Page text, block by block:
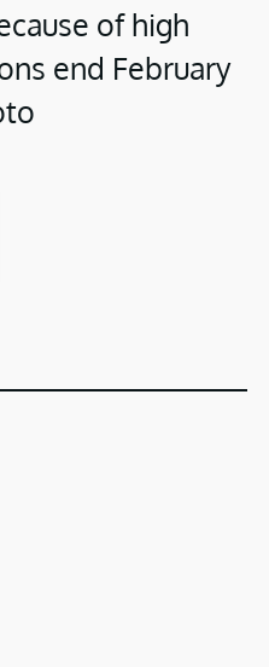
of high
end February